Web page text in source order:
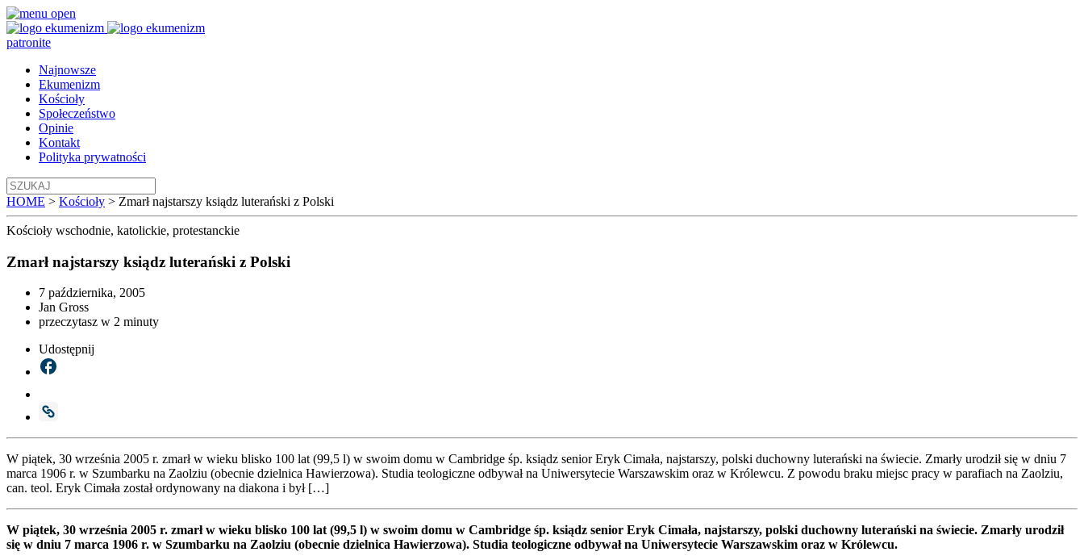
patronite
Najnowsze
Ekumenizm
Kościoły
Społeczeństwo
Opinie
Kontakt
Polityka prywatności
HOME > Kościoły > Zmarł najstarszy ksiądz luterański z Polski
Kościoły wschodnie, katolickie, protestanckie
Zmarł najstarszy ksiądz luterański z Polski
7 października, 2005
Jan Gross
przeczytasz w 2 minuty
Udostępnij
W pią­tek, 30 wrze­śnia 2005 r. zmarł w wie­ku bli­sko 100 lat (99,5 l) w swo­im domu w Cam­brid­ge śp. ksiądz senior Eryk Cima­ła, naj­star­szy, pol­ski duchow­ny lute­rań­ski na świe­cie. Zmar­ły uro­dził się w dniu 7
mar­ca 1906 r. w Szum­bar­ku na Zaol­ziu (obec­nie dziel­ni­ca Hawie­rzo­wa). Stu­dia teo­lo­gicz­ne odby­wał na Uni­wer­sy­te­cie War­szaw­skim oraz w Kró­lew­cu. Z powo­du bra­ku miejsc pra­cy w para­fiach na Zaol­ziu,
can. teol. Eryk Cima­ła został ordy­no­wa­ny na dia­ko­na i był […]
W pią­tek, 30 wrze­śnia 2005 r. zmarł w wie­ku bli­sko 100 lat (99,5 l) w swo­im domu w Cam­brid­ge śp. ksiądz senior Eryk Cima­ła, naj­star­szy, pol­ski duchow­ny lute­rań­ski na świe­cie. Zmar­ły uro­dził
się w dniu 7 mar­ca 1906 r. w Szum­bar­ku na Zaol­ziu (obec­nie dziel­ni­ca Hawie­rzo­wa). Stu­dia teo­lo­gicz­ne odby­wał na Uni­wer­sy­te­cie War­szaw­skim oraz w Kró­lew­cu.